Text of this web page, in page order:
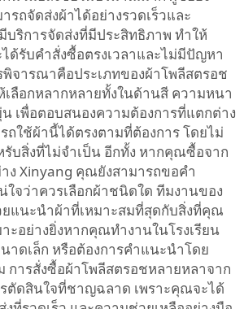
รถจัดส่งผ้าได้อย่างรวดเร็วและ
บริการจัดส่งที่มีประสิทธิภาพ ทำให้
ด้รับคำสั่งซื้อตรงเวลาและไม่มีปัญหา
พิจารณาคือประเภทของผ้าโพลีสตรอช
เลือกหลากหลายทั้งในด้านสี ความหนา
เพื่อตอบสนองความต้องการที่แตกต่าง
ถใช้ผ้านี้ได้ตรงตามที่ต้องการ โดยไม่
รับสิ่งที่ไม่จำเป็น อีกทั้ง หากคุณซื้อจาก
ง Xinyang คุณยังสามารถขอคำ
จว่าควรเลือกผ้าชนิดใด ทีมงานของ
แนะนำผ้าที่เหมาะสมที่สุดกับสิ่งที่คุณ
ะอย่างยิ่งหากคุณทำงานในโรงเรียน
าดเล็ก หรือต้องการคำแนะนำโดย
การสั่งซื้อผ้าโพลีสตรอชหลายหลาจาก
ตัดสินใจที่ชาญฉลาด เพราะคุณจะได้